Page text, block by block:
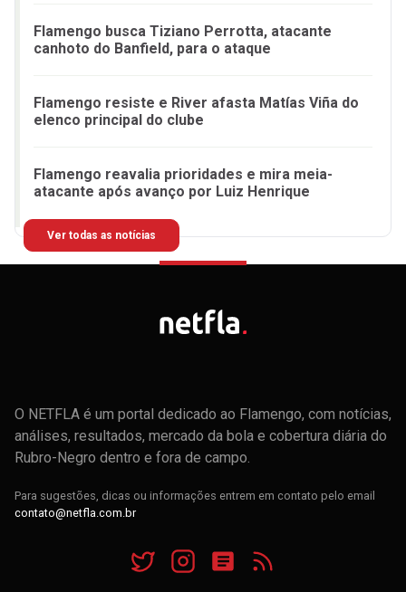
Flamengo busca Tiziano Perrotta, atacante
canhoto do Banfield, para o ataque
Flamengo resiste e River afasta Matías Viña do
elenco principal do clube
Flamengo reavalia prioridades e mira meia-
atacante após avanço por Luiz Henrique
Ver todas as notícias
O NETFLA é um portal dedicado ao Flamengo, com notícias,
análises, resultados, mercado da bola e cobertura diária do
Rubro-Negro dentro e fora de campo.
Para sugestões, dicas ou informações entrem em contato pelo email
contato@netfla.com.br